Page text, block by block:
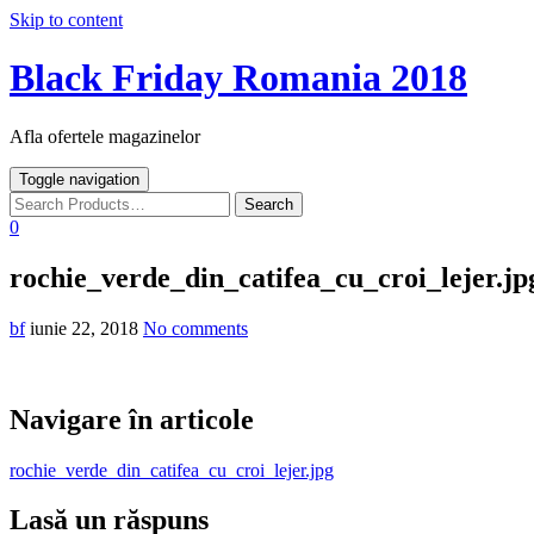
Skip to content
Black Friday Romania 2018
Afla ofertele magazinelor
Toggle navigation
0
bf iunie 22, 2018 No comments
Navigare în articole
rochie_verde_din_catifea_cu_croi_lejer.jpg
Lasă un răspuns